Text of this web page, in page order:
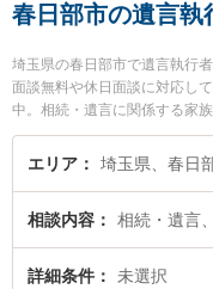
春日部市の遺言執
埼玉県の春日部市で遺言執行
面談無料や休日面談に対応し
中。相続・遺言に関係する家
の細かな分野での絞り込み検
樹弁護士や水戸貴之法律事務
護士に相談したい』『遺言執
護士を検索したい』『初回相
部市内の弁護士に相談予約し
エリア 埼玉県、春日
相談内容 相続・遺言
詳細条件 未選択